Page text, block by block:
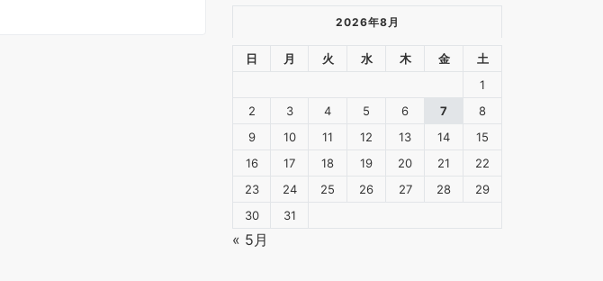
2026年8月
日 月 火 水 木 金
土
1
2
3 4 5 6 7
8
9
10 11 12 13 14
15
16
17 18 19 20 21
22
23
24 25 26 27 28
29
30
31
« 5月